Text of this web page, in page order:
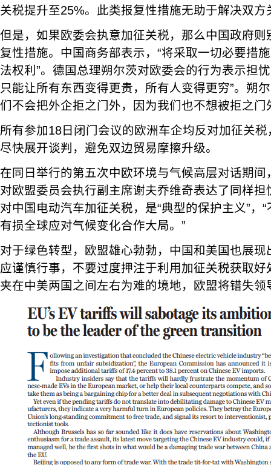
关税提升至25%。此类报复性措施无助于解决双方
但是，如果欧委会执意加征关税，那么中国政府
复性措施。中国商务部表示，“将采取一切必要措
法权利”。德国总理朔尔茨对欧委会的行为表示担
只能让所有东西变得更贵，所有人变得更穷”。朔
们不会把外企拒之门外，因为我们也不想被拒之门
所有参加18日闭门会议的欧洲车企均反对加征关
尽快展开谈判，避免双边贸易摩擦升级。
在同日举行的第五次中欧环境与气候高层对话期
对欧盟委员会执行副主席谢夫乔维奇表达了同样
对中国电动汽车加征关税，是“典型的保护主义”，
有损全球应对气候变化合作大局。”
对于绿色转型，欧盟雄心勃勃，中国和美国也展
应谨慎行事，不要过度押注于利用加征关税获取
夹在中美两国之间左右为难的境地，欧盟将错失